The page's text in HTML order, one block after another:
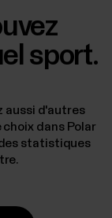
sport.
aussi d'autres
dans Polar
des statistiques